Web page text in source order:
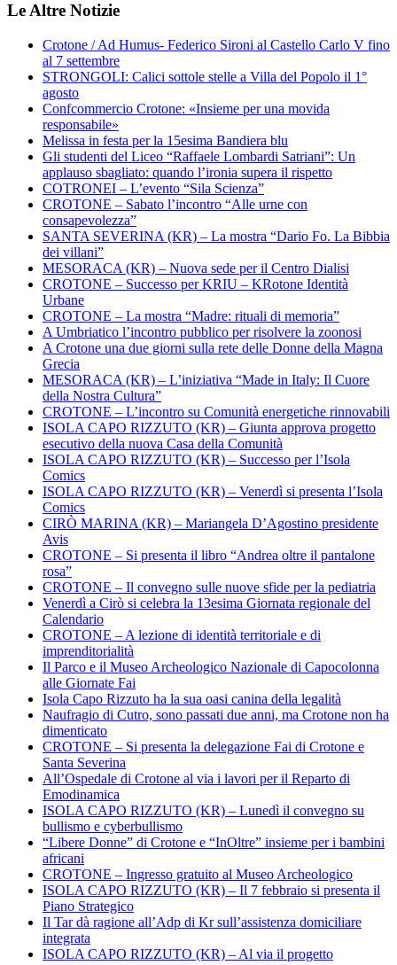
Le Altre Notizie
Crotone / Ad Humus- Federico Sironi al Castello Carlo V fino
al 7 settembre
STRONGOLI: Calici sottole stelle a Villa del Popolo il 1°
agosto
Confcommercio Crotone: «Insieme per una movida
responsabile»
Melissa in festa per la 15esima Bandiera blu
Gli studenti del Liceo “Raffaele Lombardi Satriani”: Un
applauso sbagliato: quando l’ironia supera il rispetto
COTRONEI – L’evento “Sila Scienza”
CROTONE – Sabato l’incontro “Alle urne con
consapevolezza”
SANTA SEVERINA (KR) – La mostra “Dario Fo. La Bibbia
dei villani”
MESORACA (KR) – Nuova sede per il Centro Dialisi
CROTONE – Successo per KRIU – KRotone Identità
Urbane
CROTONE – La mostra “Madre: rituali di memoria”
A Umbriatico l’incontro pubblico per risolvere la zoonosi
A Crotone una due giorni sulla rete delle Donne della Magna
Grecia
MESORACA (KR) – L’iniziativa “Made in Italy: Il Cuore
della Nostra Cultura”
CROTONE – L’incontro su Comunità energetiche rinnovabili
ISOLA CAPO RIZZUTO (KR) – Giunta approva progetto
esecutivo della nuova Casa della Comunità
ISOLA CAPO RIZZUTO (KR) – Successo per l’Isola
Comics
ISOLA CAPO RIZZUTO (KR) – Venerdì si presenta l’Isola
Comics
CIRÒ MARINA (KR) – Mariangela D’Agostino presidente
Avis
CROTONE – Si presenta il libro “Andrea oltre il pantalone
rosa”
CROTONE – Il convegno sulle nuove sfide per la pediatria
Venerdì a Cirò si celebra la 13esima Giornata regionale del
Calendario
CROTONE – A lezione di identità territoriale e di
imprenditorialità
Il Parco e il Museo Archeologico Nazionale di Capocolonna
alle Giornate Fai
Isola Capo Rizzuto ha la sua oasi canina della legalità
Naufragio di Cutro, sono passati due anni, ma Crotone non ha
dimenticato
CROTONE – Si presenta la delegazione Fai di Crotone e
Santa Severina
All’Ospedale di Crotone al via i lavori per il Reparto di
Emodinamica
ISOLA CAPO RIZZUTO (KR) – Lunedì il convegno su
bullismo e cyberbullismo
“Libere Donne” di Crotone e “InOltre” insieme per i bambini
africani
CROTONE – Ingresso gratuito al Museo Archeologico
ISOLA CAPO RIZZUTO (KR) – Il 7 febbraio si presenta il
Piano Strategico
Il Tar dà ragione all’Adp di Kr sull’assistenza domiciliare
integrata
ISOLA CAPO RIZZUTO (KR) – Al via il progetto